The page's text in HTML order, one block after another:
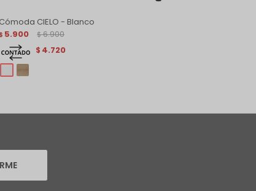
Cómoda CIELO - Blanco
5.900 $ 6.900
$ 4.720